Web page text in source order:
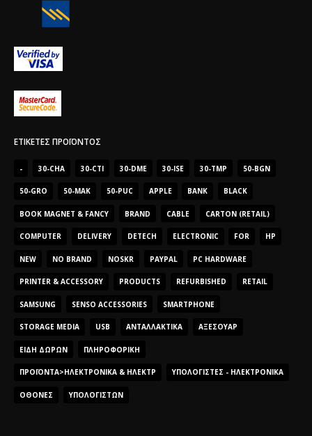
ΕΤΙΚΈΤΕΣ ΠΡΟΪΌΝΤΟΣ
- 30-CHA 30-CTI 30-DME 30-ISE 30-TMP 50-BGN
50-GRO 50-MAK 50-PUC APPLE BANK BLACK
BOOK MAGNET & FANCY BRAND CABLE CARTON (RETAIL)
COMPUTER DELIVERY DETECH ELECTRONIC FOR HP
NEW NO BRAND NOSKR PAYPAL PC HARDWARE
PRINTER & ACCESSORY PRODUCTS REFURBISHED RETAIL
SAMSUNG SENSO ACCESSORIES SMARTPHONE
STORAGE MEDIA USB ΑΝΤΑΛΛΑΚΤΙΚΆ ΑΞΕΣΟΥΆΡ
ΕΊΔΗ ΔΏΡΩΝ ΠΛΗΡΟΦΟΡΙΚΉ
ΠΡΟΪΌΝΤΑ>ΗΛΕΚΤΡΟΝΙΚΆ & ΗΛΕΚΤΡ ΥΠΟΛΟΓΙΣΤΈΣ - ΗΛΕΚΤΡΟΝΙΚΆ
ΟΘΌΝΕΣ ΥΠΟΛΟΓΙΣΤΏΝ